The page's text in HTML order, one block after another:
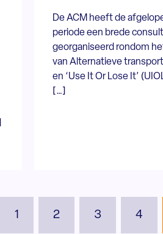
De ACM heeft de
periode een brede
georganiseerd rondom
van Alternatieve
en ‘Use It Or Lose It’
[…]
1 2 3 4